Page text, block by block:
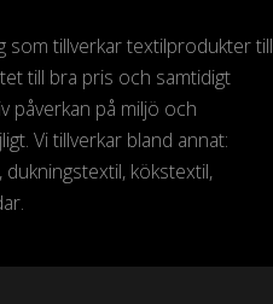
som tillverkar textilprodukter till
till bra pris och samtidigt
påverkan på miljö och
Vi tillverkar bland annat:
kökstextil,